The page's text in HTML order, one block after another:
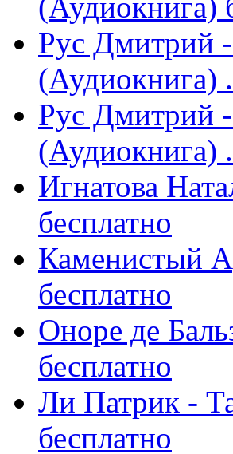
(Аудиокнига)
Рус Дмитрий
(Аудиокнига)
Рус Дмитрий
(Аудиокнига)
Игнатова
бесплатно
Каменистый
бесплатно
Оноре де
бесплатно
Ли Патрик -
бесплатно